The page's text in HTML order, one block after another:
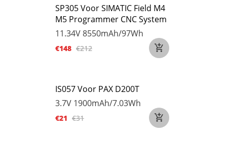
SP305 Voor SIMATIC Field M4
M5 Programmer CNC System
11.34V8550mAh/97Wh
€148 €212
IS057 Voor PAX D200T
3.7V 1900mAh/7.03Wh
€21 €31